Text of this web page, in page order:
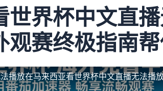
世界杯中文直
观赛终极指南
播放在马来西亚看世界杯中文直播无法播